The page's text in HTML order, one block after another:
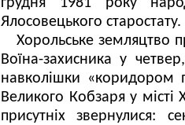
грудня 1981 року
Ялосовецького старостату.
Хорольське земляцтво
Воїна-захисника у
навколішки «коридором
Великого Кобзаря у
присутніх звернулися: